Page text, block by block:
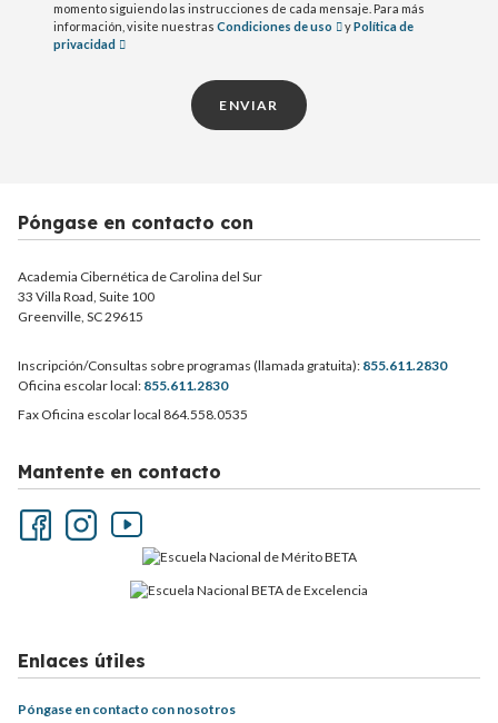
momento siguiendo las instrucciones de cada mensaje. Para más
información, visite nuestras Condiciones de uso yPolítica de
privacidad
ENVIAR
Póngase en contacto con
Academia Cibernética de Carolina del Sur
33 Villa Road, Suite 100
Greenville, SC 29615
Inscripción/Consultas sobre programas (llamada gratuita): 855.611.2830
Oficina escolar local: 855.611.2830
Fax Oficina escolar local 864.558.0535
Mantente en contacto
Enlaces útiles
Póngase en contacto con nosotros